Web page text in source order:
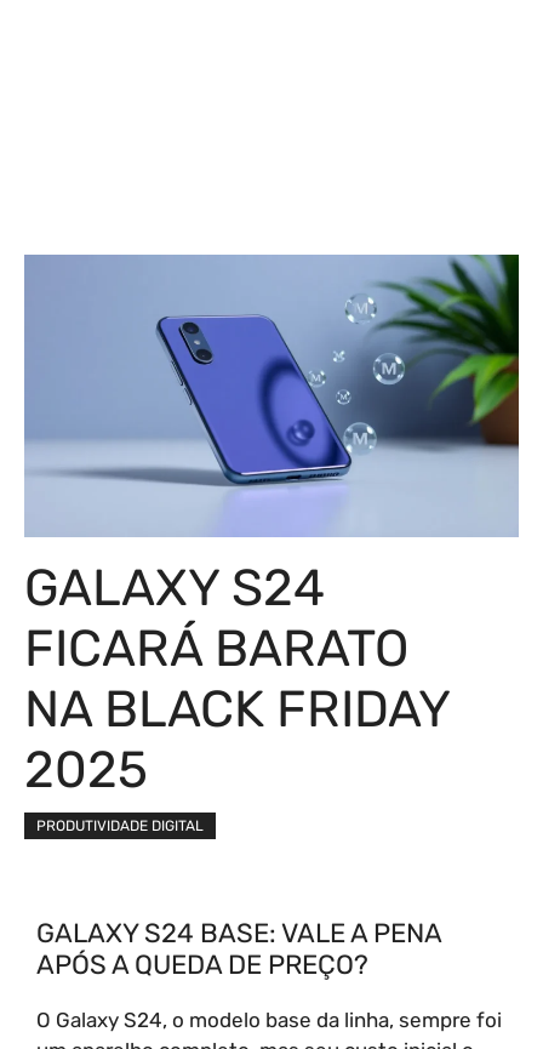
GALAXY S24
FICARÁ BARATO
NA BLACK FRIDAY
2025
PRODUTIVIDADE DIGITAL
GALAXY S24 BASE: VALE A PENA
APÓS A QUEDA DE PREÇO?
O Galaxy S24, o modelo base da linha, sempre foi